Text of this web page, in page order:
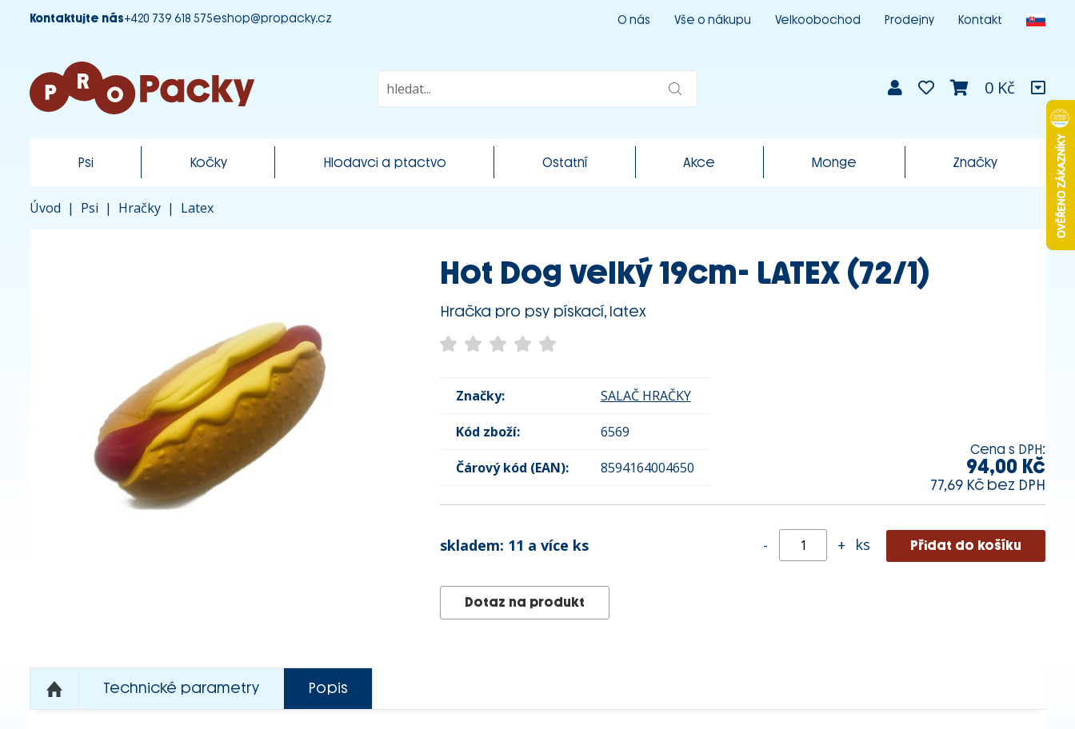
Kontaktujte nás+420 739 618 575eshop@propacky.cz O nás Vše o nákupu Velkoobochod Prodejny Kontakt
0 Kč
Psi Kočky Hlodavci a ptactvo Ostatní Akce Monge Značky
Úvod | Psi | Hračky | Latex
Hot Dog velký 19cm- LATEX (72/1)
Hračka pro psy pískací, latex
Značky: SALAČ HRAČKY
Kód zboží: 6569
Čárový kód (EAN): 8594164004650
Cena s DPH:
94,00 Kč
77,69 Kč bez DPH
skladem: 11 a více ks - + ks
Dotaz na produkt
Technické parametry Popis